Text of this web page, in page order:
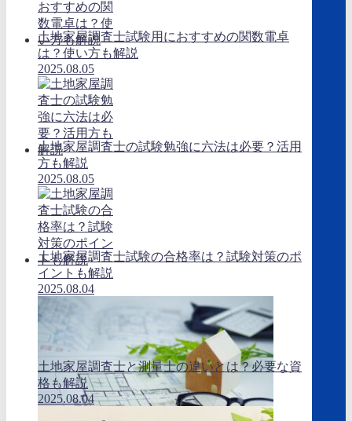
土地家屋調査士試験用におすすめの関数電卓
は？使い方も解説
2025.08.05
土地家屋調査士の試験勉強に六法は必要？活用
方も解説
2025.08.05
土地家屋調査士試験の合格率は？試験対策のポ
イントも解説
2025.08.04
土地家屋調査士と測量士の違いとは？必要な資
格も解説
2025.08.04